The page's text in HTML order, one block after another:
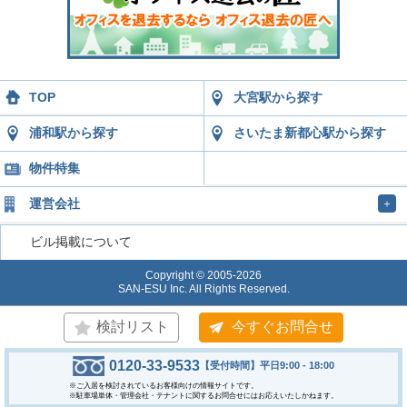
検討リスト 今すぐお問合せ
0120-33-9533 【受付時間】平日9:00 - 18:00
※ご入居を検討されているお客様向けの情報サイトです。
※駐車場単体・管理会社・テナントに関するお問合せにはお応えいたしかねます。
TOP 大宮駅から探す
浦和駅から探す さいたま新都心駅から探す
物件特集
運営会社 ＋
ビル掲載について
Copyright © 2005-2026
SAN-ESU Inc. All Rights Reserved.